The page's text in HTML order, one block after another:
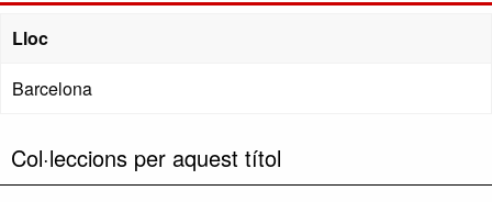
Lloc
Barcelona
Col·leccions per aquest títol